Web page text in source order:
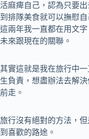
活麻痺自己，認為只要
到排隊美食就可以撫慰
這兩年我一直都在用文
未來跟現在的關聯。
其實這就是我在旅行中
生負責，想盡辦法去解
前走。
旅行沒有絕對的方法，
到喜歡的路途。